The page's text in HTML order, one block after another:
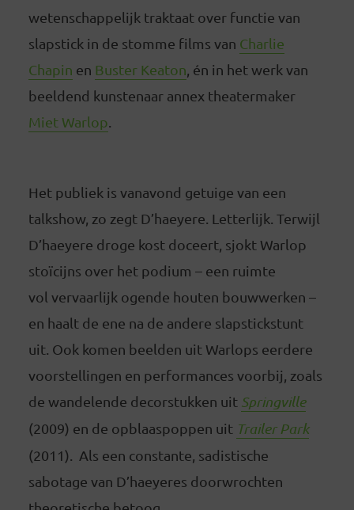
wetenschappelijk traktaat over functie van
slapstick in de stomme films van Charlie
Chapin en Buster Keaton , én in het werk van
beeldend kunstenaar annex theatermaker
Miet Warlop
Het publiek is vanavond getuige van een
talkshow, zo zegt D’haeyere. Letterlijk. Terwijl
D’haeyere droge kost doceert, sjokt Warlop
stoïcijns over het podium – een ruimte
vol vervaarlijk ogende houten bouwwerken –
en haalt de ene na de andere slapstickstunt
uit. Ook komen beelden uit Warlops eerdere
voorstellingen en performances voorbij, zoals
de wandelende decorstukken uit Springville
(2009) en de opblaaspoppen uit Trailer Park
(2011). Als een constante, sadistische
sabotage van D’haeyeres doorwrochten